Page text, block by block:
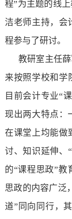
程”为主题的线
洁老师主持，会
程参与了研讨。
教研室主任
来按照学校和学
目前会计专业“
现出两大特点：
在课堂上均能做
讨、知识延伸、
的“课程思政”
思政的内容广泛
道”同向同行，